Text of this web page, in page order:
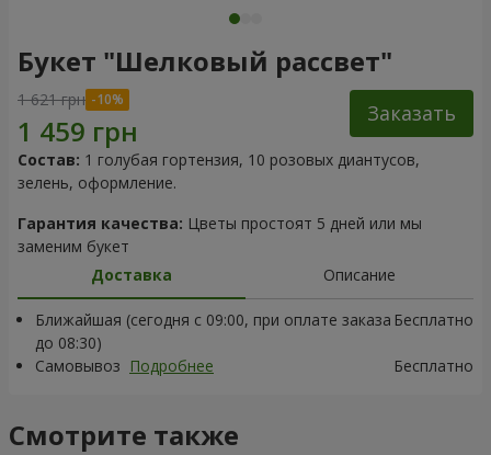
Букет "Шелковый рассвет"
1 621 грн
Заказать
Состав: 1 голубая гортензия, 10 розовых диантусов,
зелень, оформление.
Гарантия качества: Цветы простоят 5 дней или мы
заменим букет
Доставка
Описание
Ближайшая (сегодня с 09:00, при оплате заказа
до 08:30)
Бесплатно
Самовывоз Подробнее Бесплатно
Смотрите также